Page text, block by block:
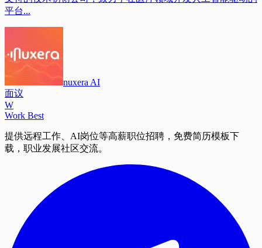
平台...
nuxera AI
面议
W
Work Best
提供远程工作、AI岗位等高薪职位招聘，免费简历模板下
载，职业发展社区交流。